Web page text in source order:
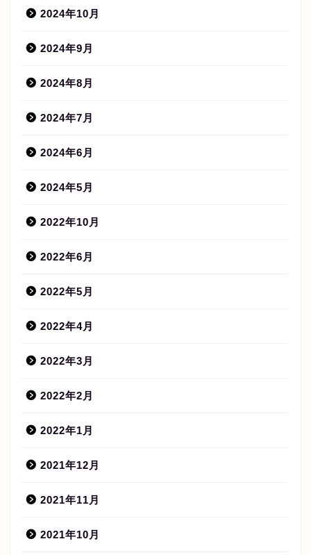
2024年10月
2024年9月
2024年8月
2024年7月
2024年6月
2024年5月
2022年10月
2022年6月
2022年5月
2022年4月
2022年3月
2022年2月
2022年1月
2021年12月
2021年11月
2021年10月